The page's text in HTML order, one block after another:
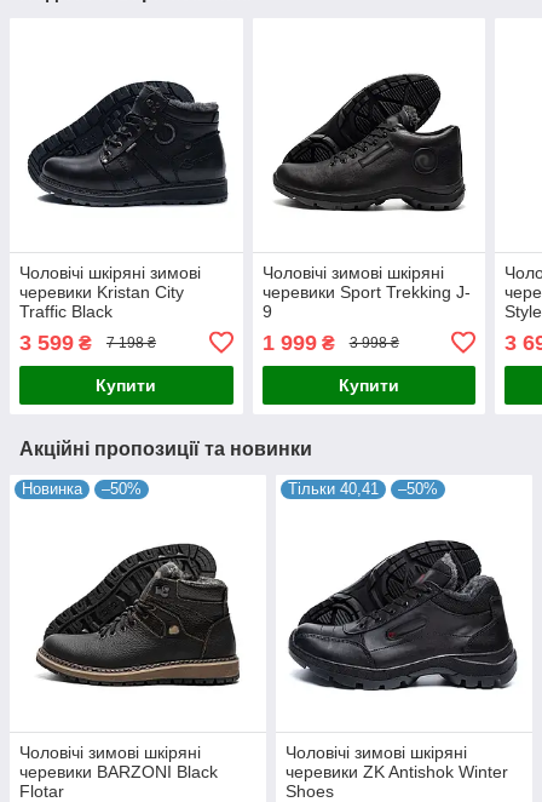
Чоловічі шкіряні зимові
черевики Kristan City
Traffic Black
3 599 ₴ 7 198 ₴
Купити
Чоловічі зимові шкіряні
черевики Sport Trekking J-
9
1 999₴ 3 998 ₴
Купити
Style
3
Акційні пропозиції та новинки
Новинка –50%
Чоловічі зимові шкіряні
черевики BARZONI Black
Flotar
Тільки 40,41 –50%
Чоловічі зимові шкіряні
черевики ZK Antishok Winter
Shoes